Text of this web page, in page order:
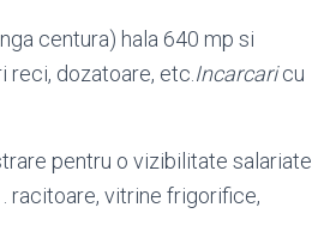
centura) hala 640 mp si
reci, dozatoare, etc. Incarcaricu
pentru o vizibilitate salariate
racitoare, vitrine frigorifice,